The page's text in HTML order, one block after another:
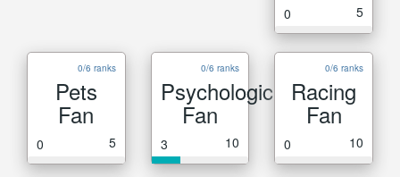
0 5
0/6 ranks
Pets
Fan
0 5
0/6 ranks
Psychological
Fan
3 10
0/6 ranks
Racing
Fan
0 10